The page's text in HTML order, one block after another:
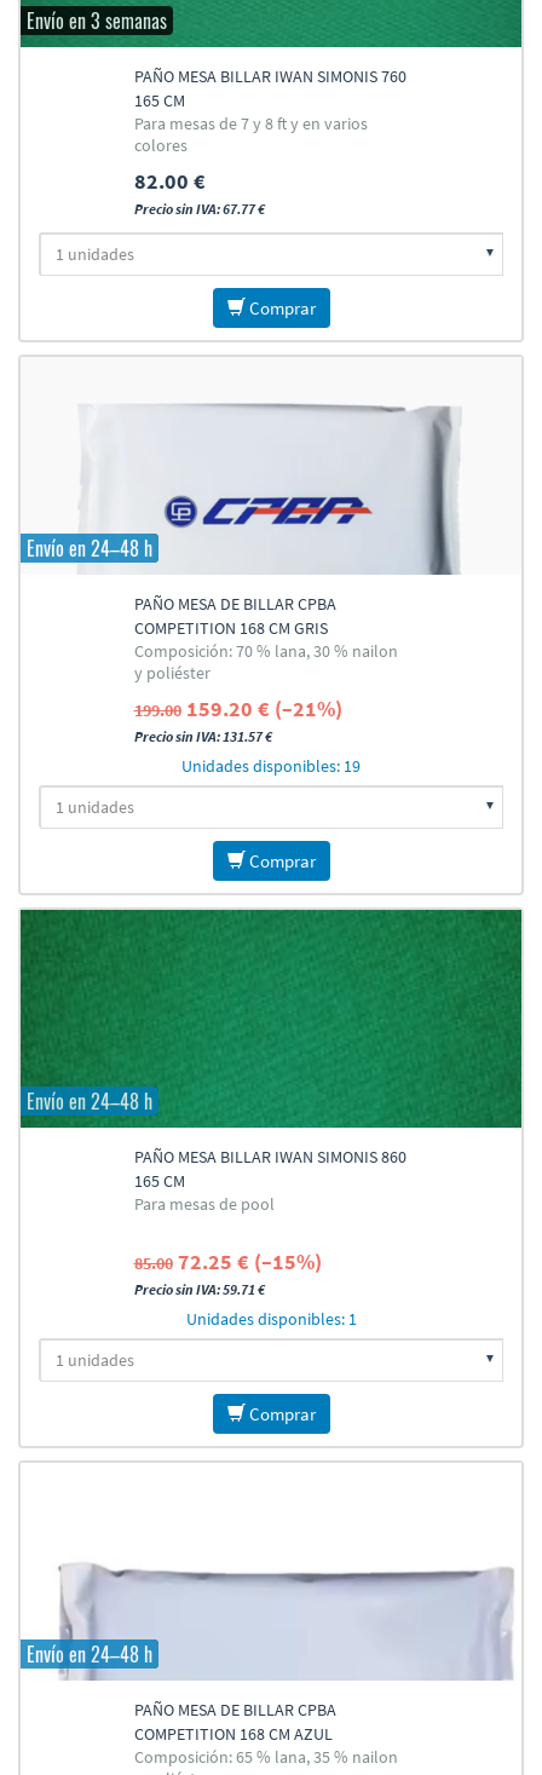
Envío en 3 semanas
PAÑO MESA BILLAR IWAN SIMONIS 760
165 CM
Para mesas de 7 y 8 ft y en varios
colores
82.00 €
Precio sin IVA: 67.77 €
Comprar
Envío en 24–48 h
PAÑO MESA DE BILLAR CPBA
COMPETITION 168 CM GRIS
Composición: 70 % lana, 30 % nailon
y poliéster
199.00 159.20 € (–21%)
Precio sin IVA: 131.57 €
Unidades disponibles: 19
Comprar
Envío en 24–48 h
PAÑO MESA BILLAR IWAN SIMONIS 860
165 CM
Para mesas de pool
85.00 72.25 € (–15%)
Precio sin IVA: 59.71 €
Unidades disponibles: 1
Comprar
Envío en 24–48 h
PAÑO MESA DE BILLAR CPBA
COMPETITION 168 CM AZUL
ELÉCTRICO
Composición: 65 % lana, 35 % nailon